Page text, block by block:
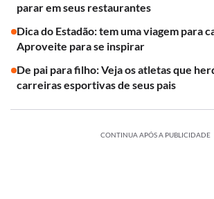
parar em seus restaurantes
Dica do Estadão: tem uma viagem para
Aproveite para se inspirar
De pai para filho: Veja os atletas que
carreiras esportivas de seus pais
CONTINUA APÓS A PUBLICIDADE